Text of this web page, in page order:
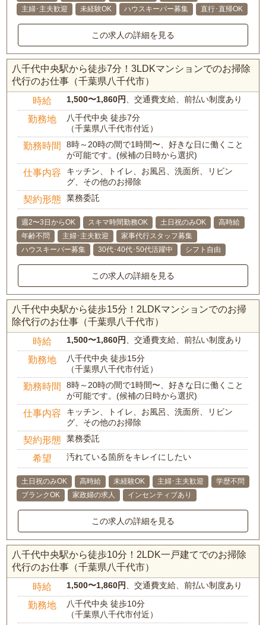
主婦･主夫歓迎 未経験OK ハウスキーパー募集 直行･直帰OK
この求人の詳細を見る
八千代中央駅から徒歩7分！3LDKマンションでのお掃除
代行のお仕事（千葉県八千代市）
時給 1,500〜1,860円、交通費支給、前払い制度あり
勤務地
八千代中央 徒歩7分
（千葉県八千代市付近）
勤務時間
8時～20時の間で1時間〜、好きな日に働くこと
が可能です。(候補の日時から選択)
仕事内容
キッチン、トイレ、お風呂、洗面所、リビン
グ、その他のお掃除
契約形態 業務委託
週2〜3日からOK スキマ時間勤務OK 土日祝のみOK
高時給
年齢不問
主婦･主夫歓迎
家事代行スタッフ募集
ハウスキーパー募集
30代･40代･50代活躍中 シフト自由
この求人の詳細を見る
八千代中央駅から徒歩15分！2LDKマンションでのお掃
除代行のお仕事（千葉県八千代市）
時給 1,500〜1,860円、交通費支給、前払い制度あり
勤務地
八千代中央 徒歩15分
（千葉県八千代市付近）
勤務時間
8時～20時の間で1時間〜、好きな日に働くこと
が可能です。(候補の日時から選択)
仕事内容
キッチン、トイレ、お風呂、洗面所、リビン
グ、その他のお掃除
契約形態 業務委託
希望 汚れている箇所をキレイにしたい
土日祝のみOK 高時給 未経験OK 主婦･主夫歓迎
学歴不問
ブランクOK
家政婦の求人 インセンティブあり
この求人の詳細を見る
八千代中央駅から徒歩10分！2LDK一戸建てでのお掃除
代行のお仕事（千葉県八千代市）
時給 1,500〜1,860円、交通費支給、前払い制度あり
勤務地
八千代中央 徒歩10分
（千葉県八千代市付近）